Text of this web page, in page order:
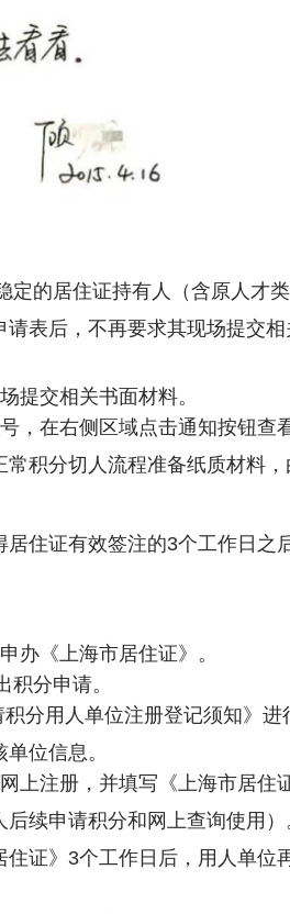
定的居住证持有人（含原人才
表后，不再要求其现场提交相
提交相关书面材料。
，在右侧区域点击通知按钮查
积分切人流程准备纸质材料，
住证有效签注的3个工作日之
办《上海市居住证》。
分申请。
分用人单位注册登记须知》进
位信息。
上注册，并填写《上海市居住
续申请积分和网上查询使用）
证》3个工作日后，用人单位